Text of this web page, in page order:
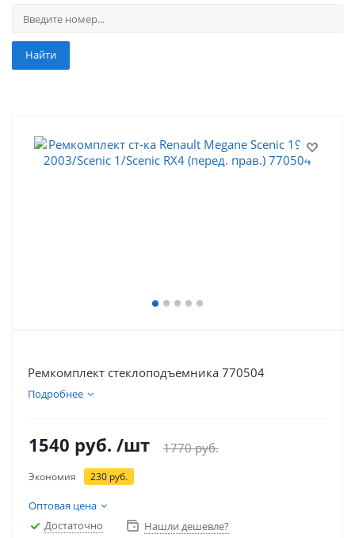
Найти
Ремкомплект стеклоподъемника 770504
Подробнее
1540 руб. /шт 1770руб.
Экономия 230 руб.
Оптовая цена
Достаточно
Нашли дешевле?